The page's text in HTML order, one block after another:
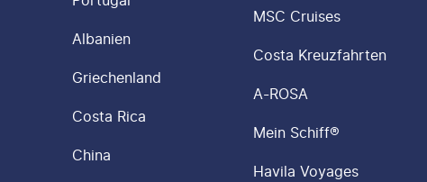
Albanien
Griechenland
Costa Rica
China
MSC Cruises
Costa Kreuzfahrten
A-ROSA
Mein Schiff®
Havila Voyages